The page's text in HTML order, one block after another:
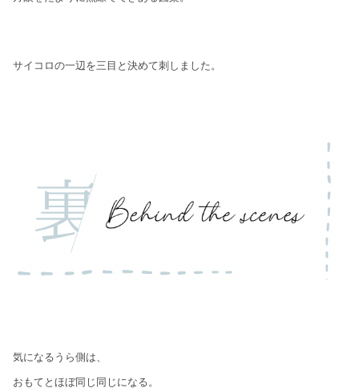
サイコロの一辺を三目と決めて刺しました。
気になるうら側は、
おもてとほぼ同じ同じになる。